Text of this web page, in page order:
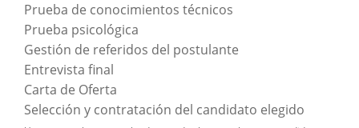
Prueba de conocimientos técnicos
Prueba psicológica
Gestión de referidos del postulante
Entrevista final
Carta de Oferta
Selección y contratación del candidato elegido